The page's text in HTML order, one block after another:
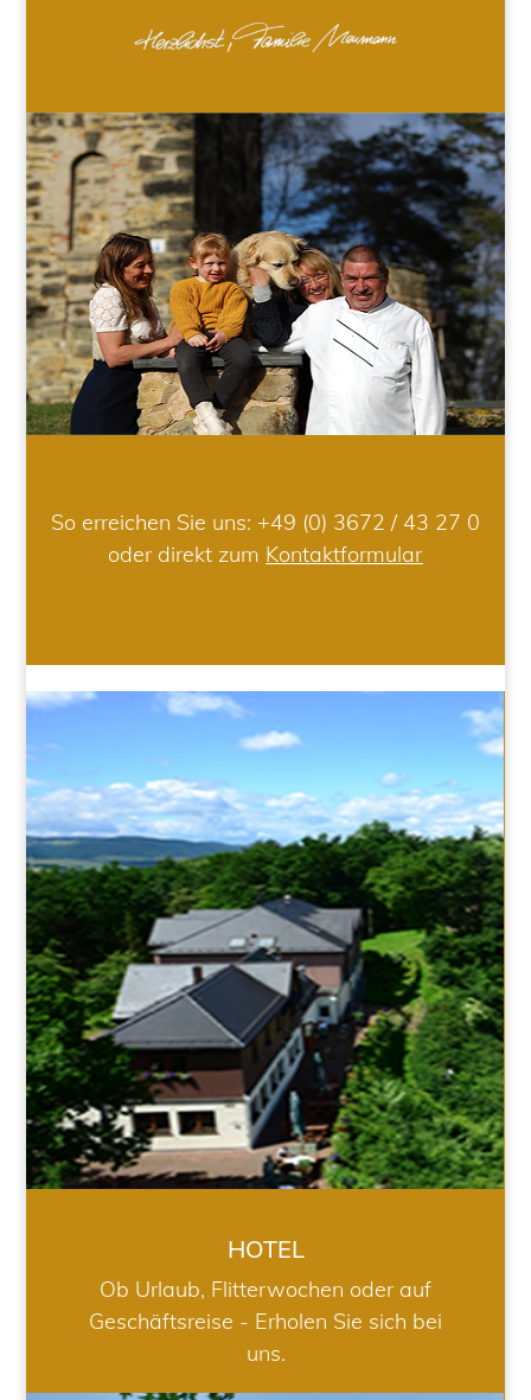
So erreichen Sie uns: +49 (0) 3672 / 43 27 0
oder direkt zum Kontaktformular
HOTEL
HOTEL
Ob Urlaub, Flitterwochen oder auf
Geschäftsreise - Erholen Sie sich bei
uns.